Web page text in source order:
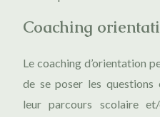
Coaching
Le coaching d’orientation
de se poser les questions
leur parcours scolaire